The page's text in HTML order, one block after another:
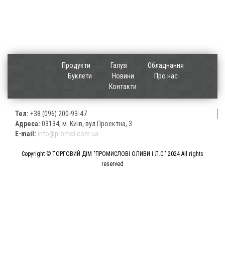
Продукти Галузі
Обладнання
Буклети
Новини
Про нас
Контакти
Тел: +38 (096) 200-93-47
Адреса: 03134, м. Київ, вул.Проектна, 3
E-mail: info@promol.com.ua
Copyright © ТОРГОВИЙ ДІМ "ПРОМИСЛОВІ ОЛИВИ І.Л.С." 2024 All rights
reserved